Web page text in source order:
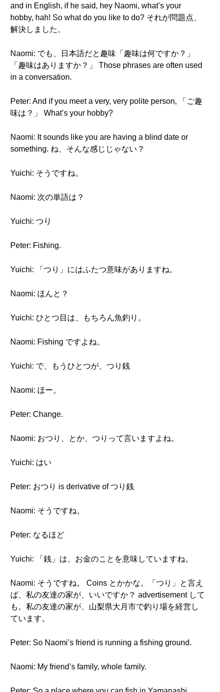
and in English, if he said, hey Naomi, what’s your
hobby, hah! So what do you like to do? それが問題点、
解決しました。
Naomi: でも、日本語だと趣味「趣味は何ですか？」
「趣味はありますか？」 Those phrases are often used
in a conversation.
Peter: And if you meet a very, very polite person, 「ご趣
味は？」 What’s your hobby?
Naomi: It sounds like you are having a blind date or
something. ね、そんな感じじゃない？
Yuichi: そうですね。
Naomi: 次の単語は？
Yuichi: つり
Peter: Fishing.
Yuichi: 「つり」にはふたつ意味がありますね。
Naomi: ほんと？
Yuichi: ひとつ目は、もちろん魚釣り。
Naomi: Fishing ですよね。
Yuichi: で、もうひとつが、つり銭
Naomi: ほー。
Peter: Change.
Naomi: おつり、とか、つりって言いますよね。
Yuichi: はい
Peter: おつり is derivative of つり銭
Naomi: そうですね。
Peter: なるほど
Yuichi: 「銭」は、お金のことを意味していますね。
Naomi: そうですね。 Coins とかかな。「つり」と言え
ば、私の友達の家が、いいですか？ advertisement して
も。私の友達の家が、山梨県大月市で釣り場を経営し
ています。
Peter: So Naomi’s friend is running a fishing ground.
Naomi: My friend’s family, whole family.